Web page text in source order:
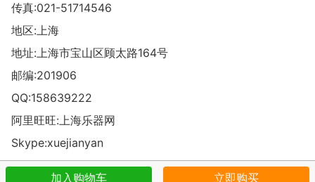
传真:021-51714546
地区:上海
地址:上海市宝山区顾太路164号
邮编:201906
QQ:158639222
阿里旺旺:上海乐器网
Skype:xuejianyan
加入购物车 立即购买